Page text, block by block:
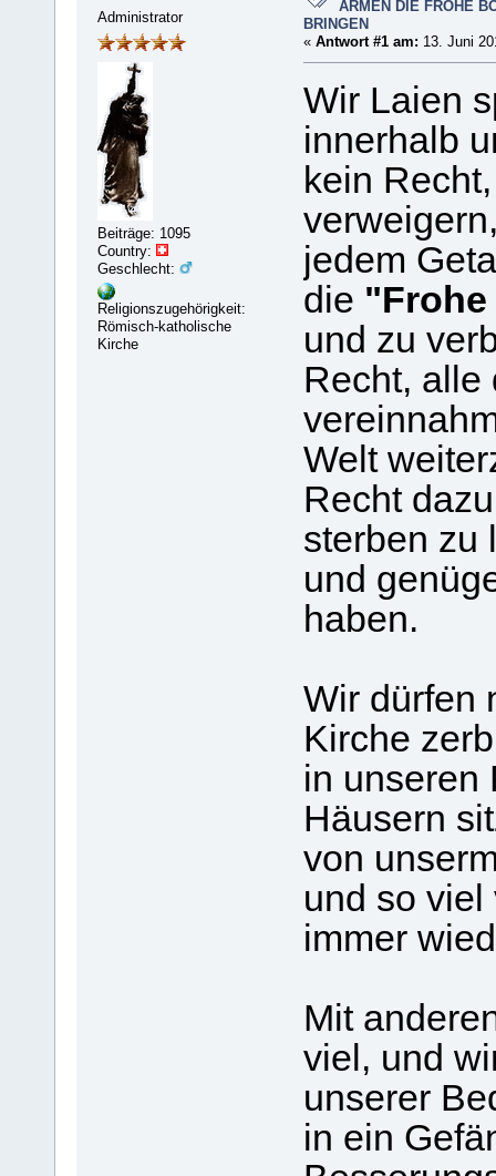
Administrator
Beiträge: 1095
Country:
Geschlecht:
Religionszugehörigkeit:
Römisch-katholische
Kirche
ARMEN DIE FROHE
BRINGEN
« Antwort #1 am: 13. Juni
Wir Laien
innerhalb
kein
jedem
die
und zu
Recht, alle
Welt
Recht
sterben zu
und
haben.
Wir dürfen
Kirche
in unseren
Häusern
von
und so viel
immer
Mit
viel, und
unserer
in ein